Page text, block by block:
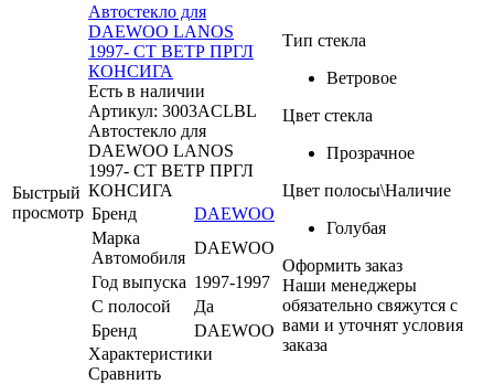
Быстрый
просмотр
Автостекло для
DAEWOO LANOS
1997- СТ ВЕТР ПРГЛ
КОНСИГА
Есть в наличии
Артикул: 3003ACLBL
Автостекло для
DAEWOO LANOS
1997- СТ ВЕТР ПРГЛ
КОНСИГА
Бренд
DAEWOO
Марка
Автомобиля
DAEWOO
Год выпуска 1997-1997
С полосой
Да
Бренд
DAEWOO
Характеристики
Сравнить
Тип стекла
Ветровое
Цвет стекла
Прозрачное
Цвет полосы\Наличие
Голубая
Оформить заказ
Наши менеджеры
обязательно свяжутся с
вами и уточнят условия
заказа